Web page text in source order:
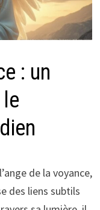
: un
de la voyance,
des liens subtils